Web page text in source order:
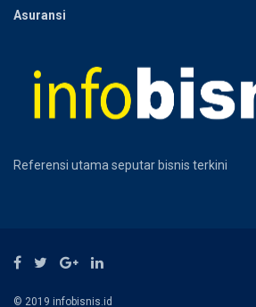
Asuransi
Referensi utama seputar bisnis terkini
© 2019 infobisnis.id